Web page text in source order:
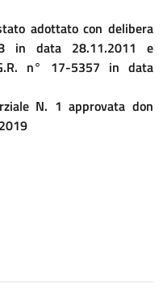
adottato con delibera
in data 28.11.2011 e
n° 17-5357 in data
N. 1 approvata don